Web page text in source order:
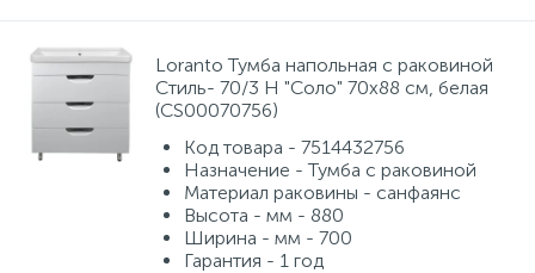
Loranto Тумба напольная с раковиной
Стиль- 70/3 Н "Соло" 70х88 см, белая
(CS00070756)
Код товара - 7514432756
Назначение - Тумба с раковиной
Материал раковины - санфаянс
Высота - мм - 880
Ширина - мм - 700
Гарантия - 1 год